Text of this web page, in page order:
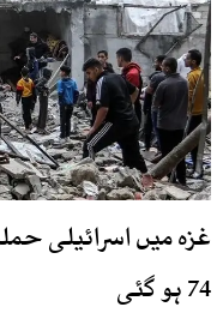
74 ہو گئی